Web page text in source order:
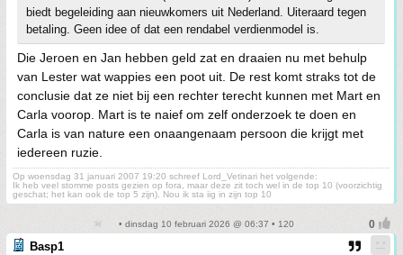
biedt begeleiding aan nieuwkomers uit Nederland. Uiteraard tegen
betaling. Geen idee of dat een rendabel verdienmodel is.
Die Jeroen en Jan hebben geld zat en draaien nu met behulp
van Lester wat wappies een poot uit. De rest komt straks tot de
conclusie dat ze niet bij een rechter terecht kunnen met Mart en
Carla voorop. Mart is te naief om zelf onderzoek te doen en
Carla is van nature een onaangenaam persoon die krijgt met
iedereen ruzie.
Op woensdag 31 januari 2007 19:20 schreef Lord_Vetinari het volgende:
Ik heb veel stomme posts gezien op fora, maar deze zit toch wel in de top 10 (voorzichtig
geschat; het kan ook de top 5 zijn). Nou ik sta iig in zijn top 10
• dinsdag 10 februari 2026 @ 06:37 • 120
Basp1